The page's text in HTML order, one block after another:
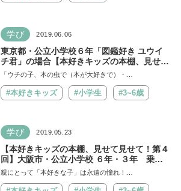
学び 2019.06.06
東京都・公立小学校６年「図鑑好き ユウイ
チ君」の場合【本好きキッズの本棚、見せて
見せて！第５回】
「ウチの子、本の虫で（本が大好きで）・…
#本好きキッズ #小学生 #3~6歳
学び 2019.05.23
【本好きキッズの本棚、見せて見せて！第４
回】大阪市・公立小学校 ６年・３年 乗り
鉄の兄カイ君&歴女の妹サララちゃんの場合
親にとって「本好きな子」は永遠の憧れ！…